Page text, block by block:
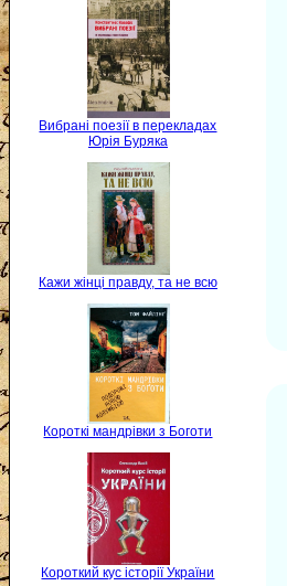
Вибрані поезії в перекладах
Юрія Буряка
Кажи жінці правду, та не всю
Короткі мандрівки з Боготи
Короткий кус історії України